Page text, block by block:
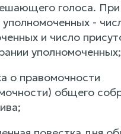
голоса.
уполномоченных -
и число
уполномоченных;
о правомочности
общего